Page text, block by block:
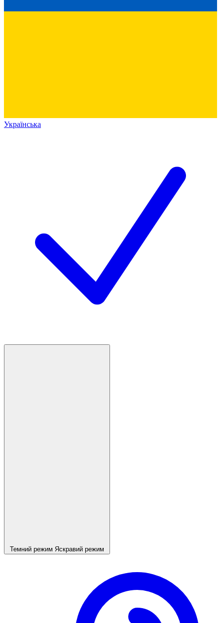
Українська
Темний режим Яскравий режим